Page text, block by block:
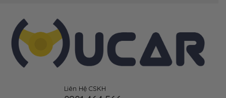
Liên Hệ CSKH